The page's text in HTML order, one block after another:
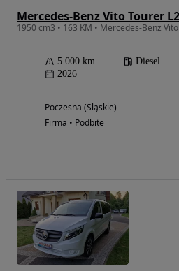
5 000 km Diesel
2026
Poczesna (Śląskie)
Firma • Podbite